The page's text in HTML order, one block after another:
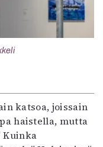
katsoa, joissain
haistella, mutta
Kuinka